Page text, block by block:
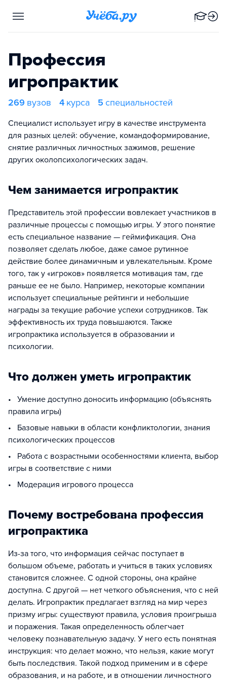
Профессия
игропрактик
269 вузов 4 курса 5 специальностей
Специалист использует игру в качестве инструмента
для разных целей: обучение, командоформирование,
снятие различных личностных зажимов, решение
других околопсихологических задач.
Чем занимается игропрактик
Представитель этой профессии вовлекает участников в
различные процессы с помощью игры. У этого понятие
есть специальное название — геймификация. Она
позволяет сделать любое, даже самое рутинное
действие более динамичным и увлекательным. Кроме
того, так у «игроков» появляется мотивация там, где
раньше ее не было. Например, некоторые компании
использует специальные рейтинги и небольшие
награды за текущие рабочие успехи сотрудников. Так
эффективность их труда повышаются. Также
игропрактика используется в образовании и
психологии.
Что должен уметь игропрактик
• Умение доступно доносить информацию (объяснять
правила игры)
• Базовые навыки в области конфликтологии, знания
психологических процессов
• Работа с возрастными особенностями клиента, выбор
игры в соответствие с ними
• Модерация игрового процесса
Почему востребована профессия
игропрактика
Из-за того, что информация сейчас поступает в
большом объеме, работать и учиться в таких условиях
становится сложнее. С одной стороны, она крайне
доступна. С другой — нет четкого объяснения, что с ней
делать. Игропрактик предлагает взгляд на мир через
призму игры: существуют правила, условия проигрыша
и поражения. Такая определенность облегчает
человеку познавательную задачу. У него есть понятная
инструкция: что делает можно, что нельзя, какие могут
быть последствия. Такой подход применим и в сфере
образования, и на работе, и в отношении личностного